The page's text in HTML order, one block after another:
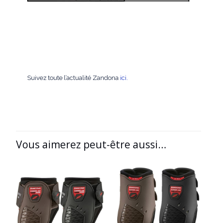
Suivez toute l’actualité Zandona ici.
Vous aimerez peut-être aussi…